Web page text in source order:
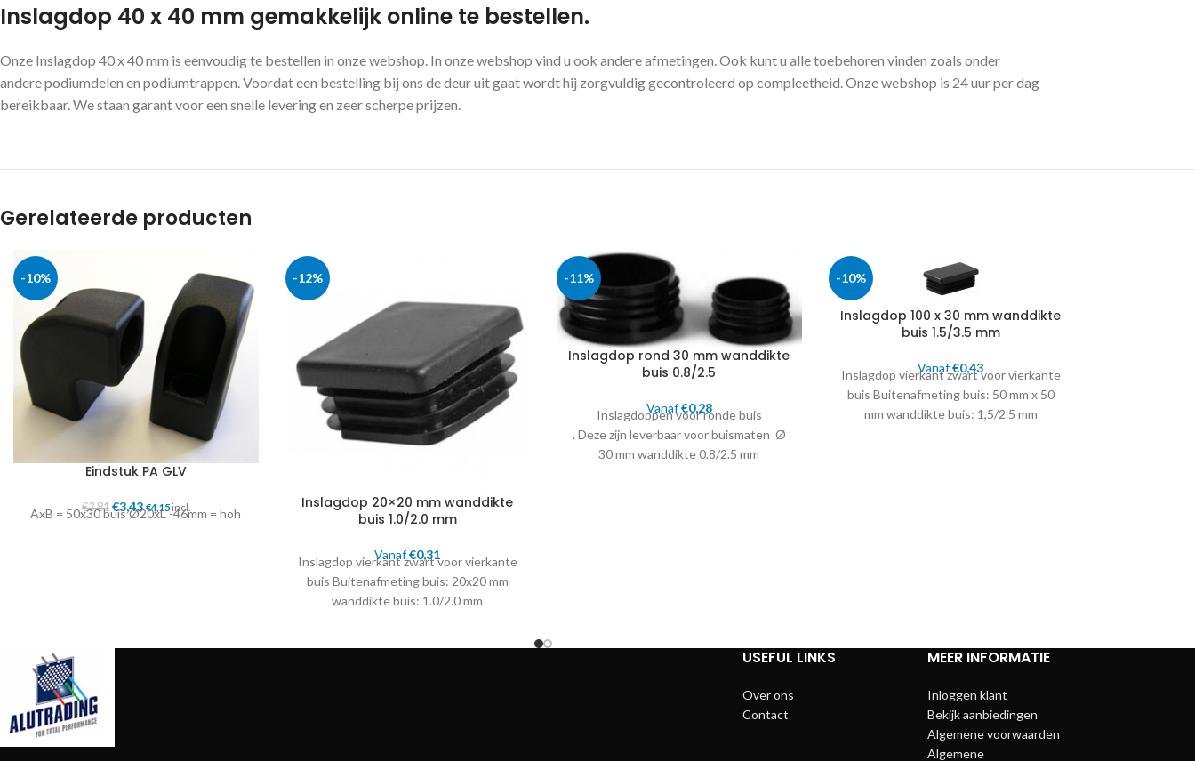
Inslagdop 40 x 40 mm gemakkelijk online te bestellen.
Onze Inslagdop 40 x 40 mm is eenvoudig te bestellen in onze webshop. In onze webshop vind u ook andere afmetingen. Ook kunt u alle toebehoren vinden zoals onder
andere podiumdelen en podiumtrappen. Voordat een bestelling bij ons de deur uit gaat wordt hij zorgvuldig gecontroleerd op compleetheid. Onze webshop is 24 uur per dag
bereikbaar. We staan garant voor een snelle levering en zeer scherpe prijzen.
Gerelateerde producten
-10%
Eindstuk PA GLV
€3,81 €3,43 €4,15incl.
AxB = 50x30 buis Ø20xL -46mm = hoh
-12%
Inslagdop 20×20 mm wanddikte
buis 1.0/2.0 mm
Vanaf€0,31
Inslagdop vierkant zwart voor vierkante
buis Buitenafmeting buis: 20x20 mm
wanddikte buis: 1.0/2.0 mm
-11%
Inslagdop rond 30 mm wanddikte
buis 0.8/2.5
Vanaf€0,28
Inslagdoppen voor ronde buis
. Deze zijn leverbaar voor buismaten Ø
30 mm wanddikte 0.8/2.5 mm
-10%
Inslagdop 100 x 30 mm wanddikte
buis 1.5/3.5 mm
Vanaf€0,43
Inslagdop vierkant zwart voor vierkante
buis Buitenafmeting buis: 50 mm x 50
mm wanddikte buis: 1,5/2.5 mm
USEFUL LINKS
Over ons
Contact
MEER INFORMATIE
Inloggen klant
Bekijk aanbiedingen
Algemene voorwaarden
Algemene